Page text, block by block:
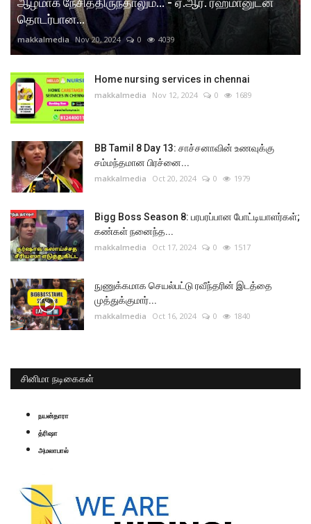
தொடர்பான...
makkalmedia Nov 20, 2024 0 4039
Home nursing services in chennai
makkalmedia Nov 12, 2024 0 1689
BB Tamil 8 Day 13: சாச்சனாவின் உணவுக்கு
சம்மந்தமான பிரச்னை...
makkalmedia Oct 20, 2024 0 1979
Bigg Boss Season 8: பரபரப்பான போட்டியாளர்கள்;
கண்கள் நனைந்த...
makkalmedia Oct 17, 2024 0 1517
நுணுக்கமாக செயல்பட்டு ரவீந்தரின் இடத்தை
முத்துக்குமார்...
makkalmedia Oct 16, 2024 0 1840
சினிமா நடிகைகள்
நயன்தாரா
த்ரிஷா
அமலாபால்